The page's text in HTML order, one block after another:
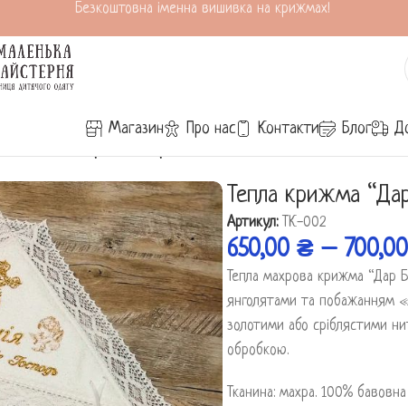
Безкоштовна іменна вишивка на крижмах!
Магазин Про нас Контакти Блог
Тепла крижма
Артикул: ТК-002
650,00 ₴ – 700,00
Тепла махрова крижма “Дар
янголятами та побажанням
золотими або сріблястими
обробкою.
Тканина: махра. 100% бавовна